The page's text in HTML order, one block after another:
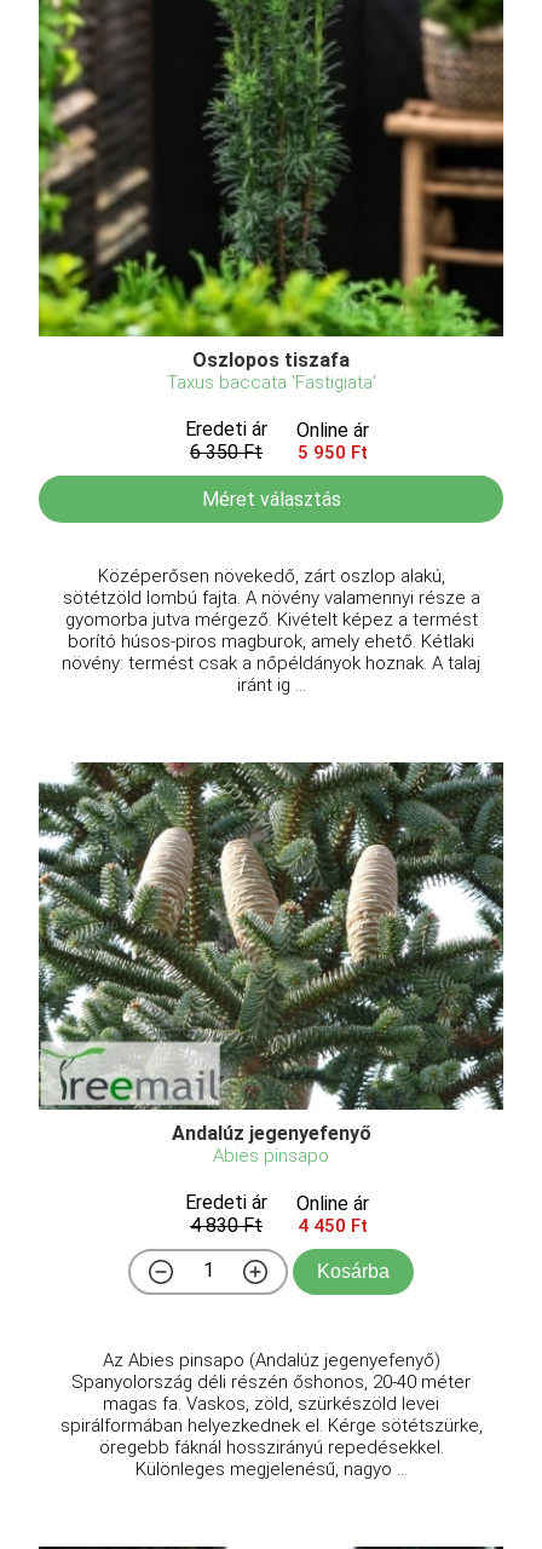
Oszlopos tiszafa
Taxus baccata 'Fastigiata'
Eredeti ár
6 350 Ft
Online ár
5 950 Ft
Méret választás
Középerősen növekedő, zárt oszlop alakú,
sötétzöld lombú fajta. A növény valamennyi része a
gyomorba jutva mérgező. Kivételt képez a termést
borító húsos-piros magburok, amely ehető. Kétlaki
növény: termést csak a nőpéldányok hoznak. A talaj
iránt ig ...
Andalúz jegenyefenyő
Abies pinsapo
Eredeti ár
4 830 Ft
Online ár
4 450 Ft
Kosárba
Az Abies pinsapo (Andalúz jegenyefenyő)
Spanyolország déli részén őshonos, 20-40 méter
magas fa. Vaskos, zöld, szürkészöld levei
spirálformában helyezkednek el. Kérge sötétszürke,
öregebb fáknál hosszirányú repedésekkel.
Különleges megjelenésű, nagyo ...